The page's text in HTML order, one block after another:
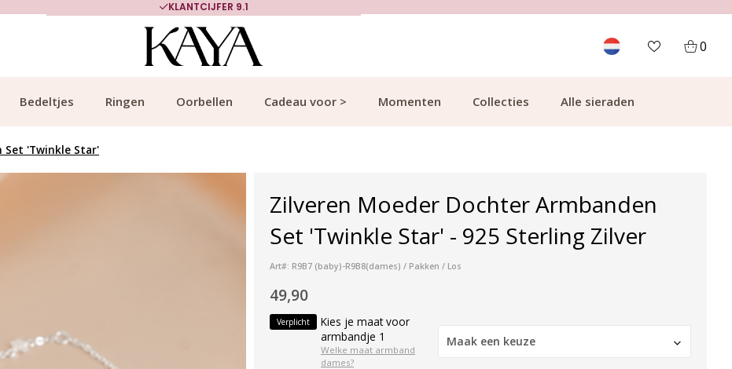
KLANTCIJFER 9.1
0
Bedeltjes Ringen Oorbellen Cadeau voor > Momenten Collecties Alle sieraden
Set 'Twinkle Star'
Zilveren Moeder Dochter Armbanden
Set 'Twinkle Star' - 925 Sterling Zilver
Art#: R9B7 (baby)-R9B8(dames) / Pakken / Los
49,90
Verplicht
Kies je maat voor
armbandje 1
Welke maat armband
dames?
Maak een keuze